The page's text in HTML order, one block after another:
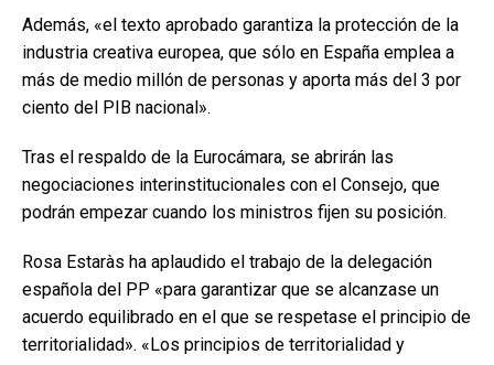
Además, «el texto aprobado garantiza la protección de la
industria creativa europea, que sólo en España emplea a
más de medio millón de personas y aporta más del 3 por
ciento del PIB nacional».
Tras el respaldo de la Eurocámara, se abrirán las
negociaciones interinstitucionales con el Consejo, que
podrán empezar cuando los ministros fijen su posición.
Rosa Estaràs ha aplaudido el trabajo de la delegación
española del PP «para garantizar que se alcanzase un
acuerdo equilibrado en el que se respetase el principio de
territorialidad». «Los principios de territorialidad y